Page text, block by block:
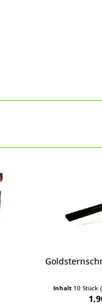
Inhalt 10 Stück